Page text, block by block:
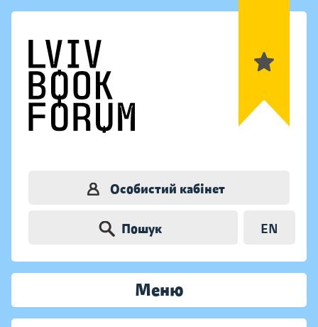
Особистий кабінет
Пошук EN
Меню